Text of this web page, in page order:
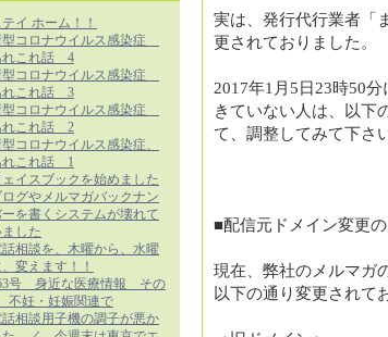
実は、発行代行業者「
更されておりました。
2017年1月5日23時50
きていない人は、以下
て、調整してみて下さ
■配信元ドメイン変更
現在、弊社のメルマガ
以下の通り変更されて
テイ ホーム！！
型コロナウイルス感染症
れこれ話 4
型コロナウイルス感染症
れこれ話 3
型コロナウイルス感染症
れこれ話 2
型コロナウイルス感染症、
れこれ話 1
ェイスブックを始めました
ログやメルマガバックナン
を書くシステムが壊れて
ました
話相談を、木曜から、水曜
、変えます！！
号 身近な医療情報 その
妊・妊娠関連で
話相談用子機の調子が悪か